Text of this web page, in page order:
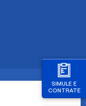
SIMULE E
CONTRATE